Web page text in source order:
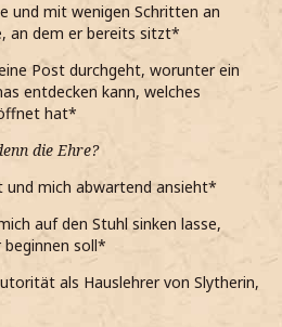
und mit wenigen Schritten an
an dem er bereits sitzt*
Post durchgeht, worunter ein
entdecken kann, welches
hat*
die Ehre?
mich abwartend ansieht*
auf den Stuhl sinken lasse,
beginnen soll*
als Hauslehrer von Slytherin,